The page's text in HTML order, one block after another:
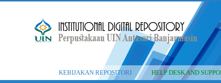
KEBIJAKAN REPOSITORI HELP DESK AND